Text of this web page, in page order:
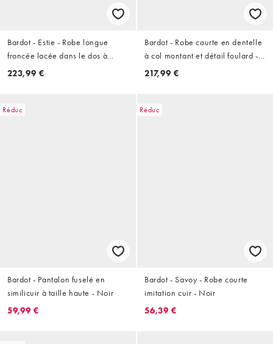
Bardot - Estie - Robe longue
froncée lacée dans le dos à
décolleté en cœur - Imprimé
223,99 €
Bardot - Robe courte en dentelle
à col montant et détail foulard -
Blanc
217,99 €
Réduc
Bardot - Pantalon fuselé en
similicuir à taille haute - Noir
59,99 €
Réduc
Bardot - Savoy - Robe courte
imitation cuir - Noir
56,39 €